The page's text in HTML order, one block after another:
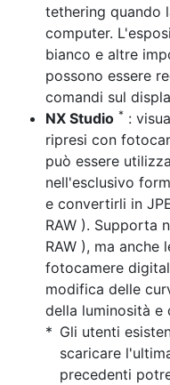
tethering quando
computer.
bianco e altre
possono essere
comandi sul
NX Studio * :
ripresi con
può essere
nell'esclusivo
e convertirli in
RAW ). Supporta
RAW ), ma anche
fotocamere
modifica delle
della luminosità e
Gli utenti
scaricare
precedenti